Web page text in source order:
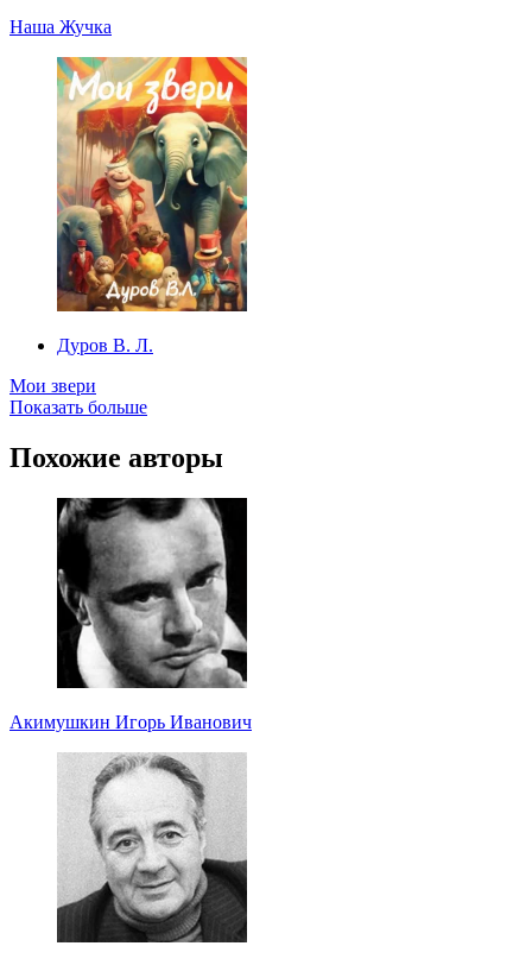
Наша Жучка
Дуров В. Л.
Мои звери
Показать больше
Похожие авторы
Акимушкин Игорь Иванович